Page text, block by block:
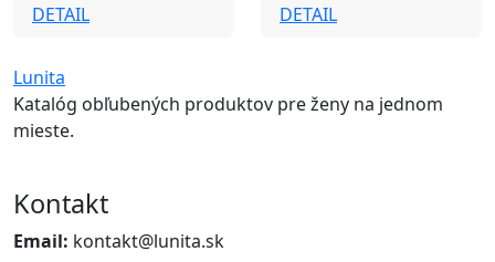
DETAIL DETAIL
Lunita
Katalóg obľubených produktov pre ženy na jednom
mieste.
Kontakt
Email: kontakt@lunita.sk